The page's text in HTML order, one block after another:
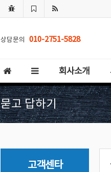
상담문의 010-2751-5828
회사소개
묻고 답하기
고객센타